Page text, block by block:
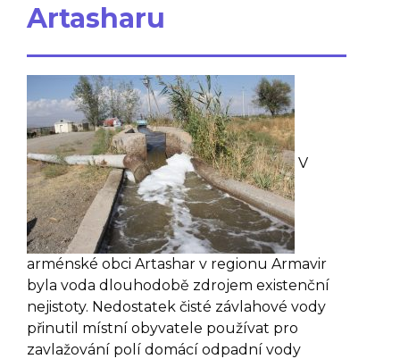
Artasharu
V
arménské obci Artashar v regionu Armavir
byla voda dlouhodobě zdrojem existenční
nejistoty. Nedostatek čisté závlahové vody
přinutil místní obyvatele používat pro
zavlažování polí domácí odpadní vody